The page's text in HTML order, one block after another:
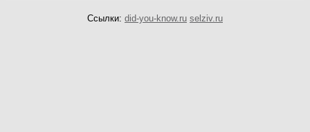
Ссылки: did-you-know.ru selziv.ru